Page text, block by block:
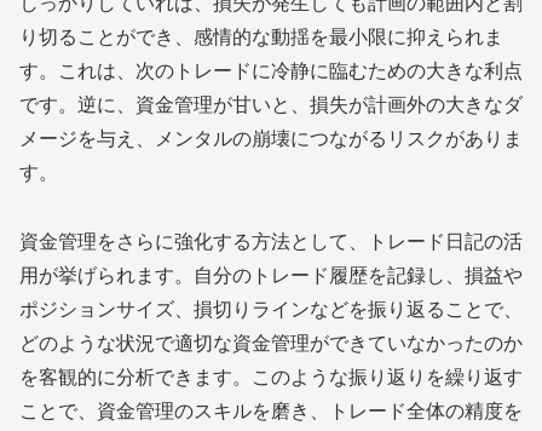
り切ることができ、感情的な動揺を最小限に抑えられま
す。これは、次のトレードに冷静に臨むための大きな利点
です。逆に、資金管理が甘いと、損失が計画外の大きなダ
メージを与え、メンタルの崩壊につながるリスクがありま
す。
資金管理をさらに強化する方法として、トレード日記の活
用が挙げられます。自分のトレード履歴を記録し、損益や
ポジションサイズ、損切りラインなどを振り返ることで、
どのような状況で適切な資金管理ができていなかったのか
を客観的に分析できます。このような振り返りを繰り返す
ことで、資金管理のスキルを磨き、トレード全体の精度を